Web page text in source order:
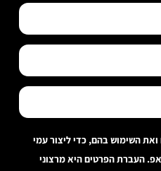
השימוש בהם, כדי ליצור עמי
העברת הפרטים היא מרצוני